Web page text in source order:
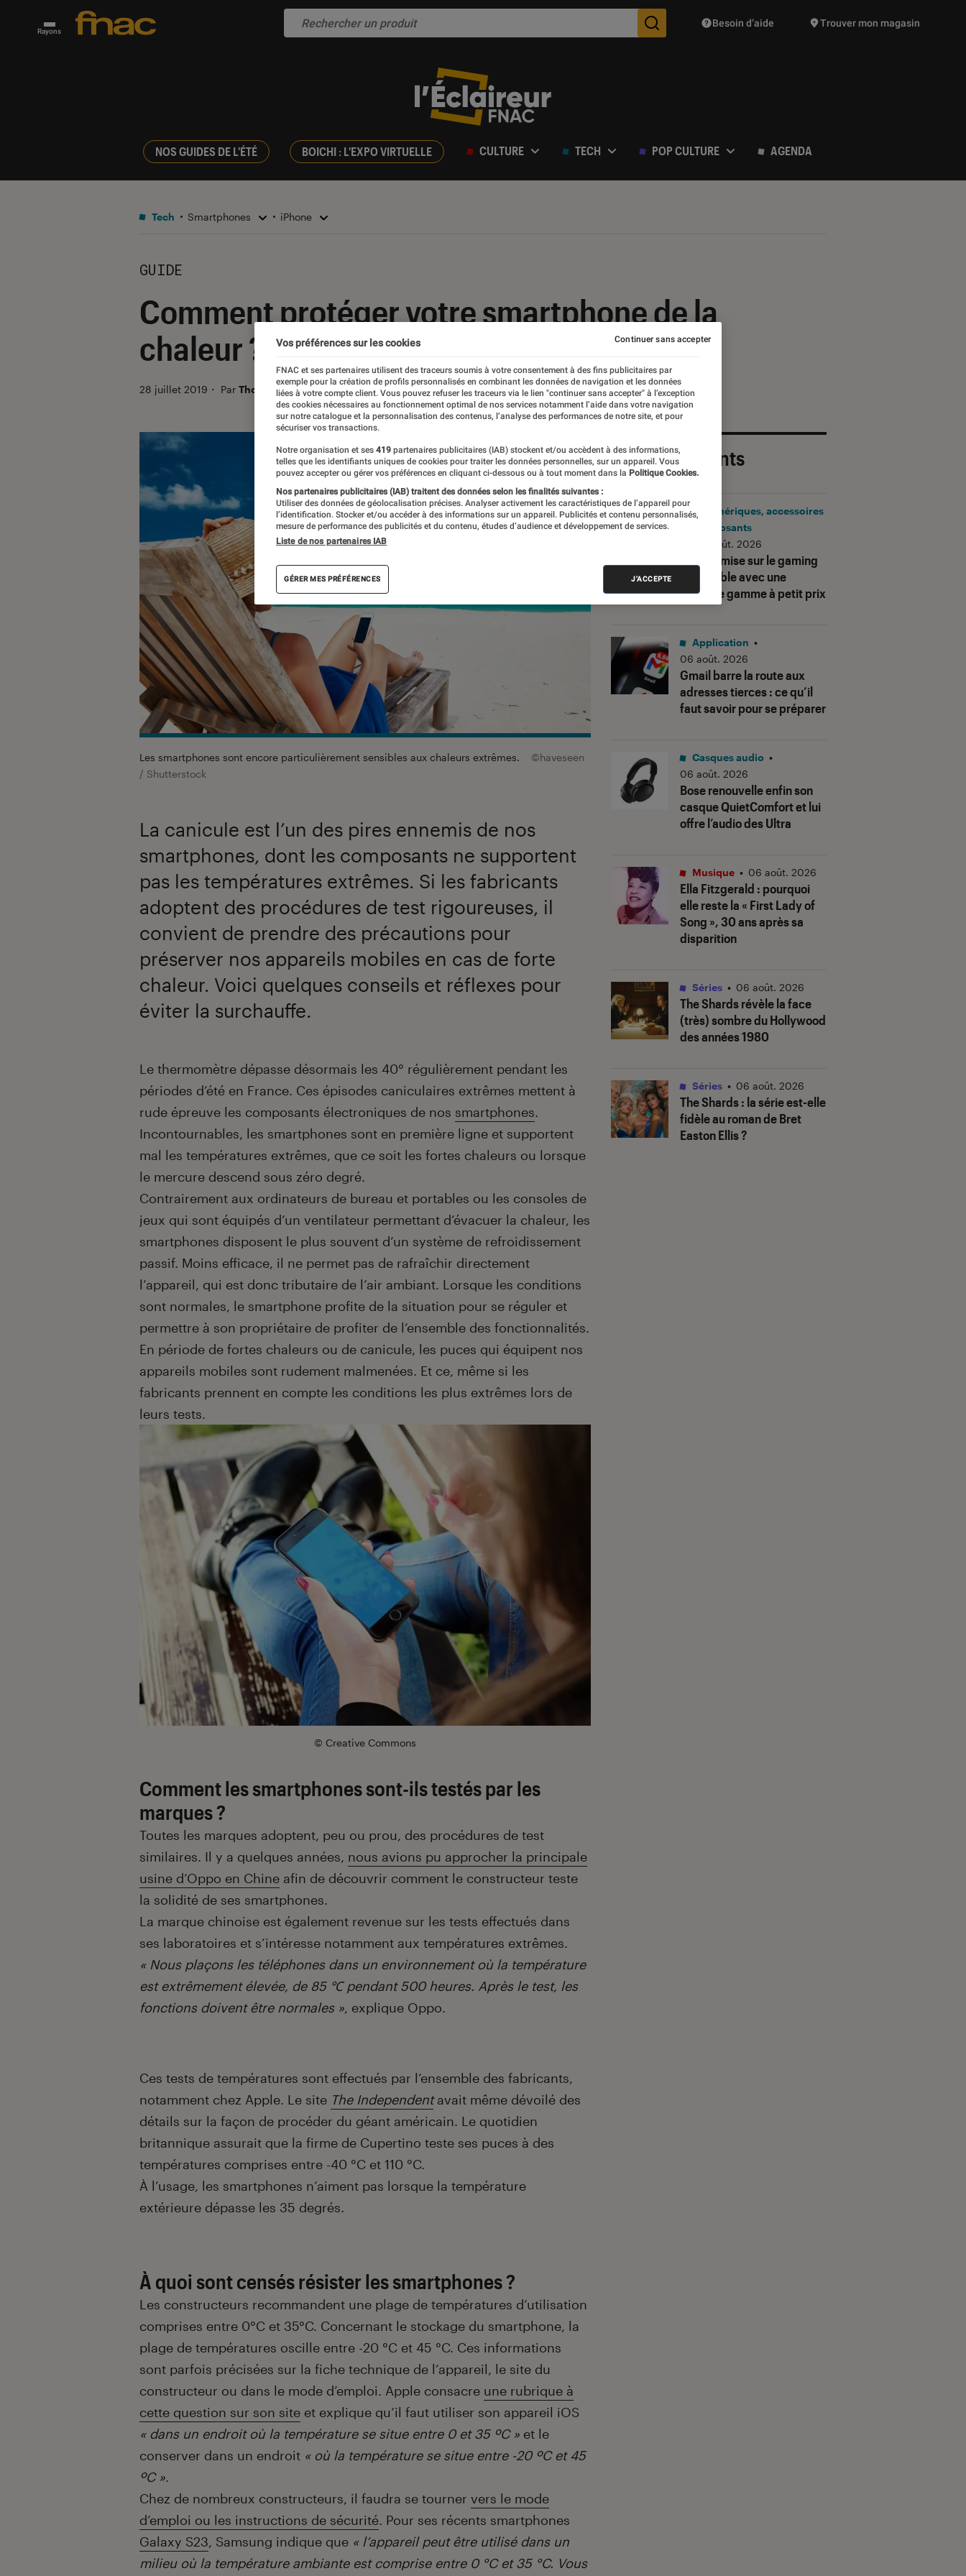
Rayons Des suggestions de produits vont vous être proposées
Besoin d’aide Trouver mon magasin
NOS GUIDES DE L'ÉTÉ BOICHI : L'EXPO VIRTUELLE CULTURE TECH POP CULTURE AGENDA
Tech Smartphones iPhone
GUIDE
Comment protéger votre smartphone de la
chaleur ? Nos conseils pour l’été
28 juillet 2019 ・ Par Thomas Estimbre
Les smartphones sont encore particulièrement sensibles aux chaleurs extrêmes.
©haveseen
/ Shutterstock
La canicule est l’un des pires ennemis de nos
smartphones, dont les composants ne supportent
pas les températures extrêmes. Si les fabricants
adoptent des procédures de test rigoureuses, il
convient de prendre des précautions pour
préserver nos appareils mobiles en cas de forte
chaleur. Voici quelques conseils et réflexes pour
éviter la surchauffe.
Introduction
Le thermomètre dépasse désormais les 40° régulièrement pendant les
périodes d’été en France. Ces épisodes caniculaires extrêmes mettent à
rude épreuve les composants électroniques de nos smartphones.
Incontournables, les smartphones sont en première ligne et supportent
mal les températures extrêmes, que ce soit les fortes chaleurs ou lorsque
le mercure descend sous zéro degré.
Contrairement aux ordinateurs de bureau et portables ou les consoles de
jeux qui sont équipés d’un ventilateur permettant d’évacuer la chaleur, les
smartphones disposent le plus souvent d’un système de refroidissement
passif. Moins efficace, il ne permet pas de rafraîchir directement
l’appareil, qui est donc tributaire de l’air ambiant. Lorsque les conditions
sont normales, le smartphone profite de la situation pour se réguler et
permettre à son propriétaire de profiter de l’ensemble des fonctionnalités.
En période de fortes chaleurs ou de canicule, les puces qui équipent nos
appareils mobiles sont rudement malmenées. Et ce, même si les
fabricants prennent en compte les conditions les plus extrêmes lors de
leurs tests.
© Creative Commons
Comment les smartphones sont-ils testés par les
marques ?
Toutes les marques adoptent, peu ou prou, des procédures de test
similaires. Il y a quelques années, nous avions pu approcher la principale
usine d’Oppo en Chine afin de découvrir comment le constructeur teste
la solidité de ses smartphones.
La marque chinoise est également revenue sur les tests effectués dans
ses laboratoires et s’intéresse notamment aux températures extrêmes.
« Nous plaçons les téléphones dans un environnement où la température
est extrêmement élevée, de 85 ℃ pendant 500 heures. Après le test, les
fonctions doivent être normales », explique Oppo.
Ces tests de températures sont effectués par l’ensemble des fabricants,
notamment chez Apple. Le site The Independentavait même dévoilé des
détails sur la façon de procéder du géant américain. Le quotidien
britannique assurait que la firme de Cupertino teste ses puces à des
températures comprises entre -40 °C et 110 °C.
À l’usage, les smartphones n’aiment pas lorsque la température
extérieure dépasse les 35 degrés.
À quoi sont censés résister les smartphones ?
Les constructeurs recommandent une plage de températures d’utilisation
comprises entre 0°C et 35°C. Concernant le stockage du smartphone, la
plage de températures oscille entre -20 °C et 45 °C. Ces informations
sont parfois précisées sur la fiche technique de l’appareil, le site du
constructeur ou dans le mode d’emploi. Apple consacre une rubrique à
cette question sur son site et explique qu’il faut utiliser son appareil iOS
« dans un endroit où la température se situe entre 0 et 35 ºC » et le
conserver dans un endroit « où la température se situe entre -20 ºC et 45
ºC ».
Chez de nombreux constructeurs, il faudra se tourner vers le mode
d’emploi ou les instructions de sécurité. Pour ses récents smartphones
Galaxy S23, Samsung indique que « l’appareil peut être utilisé dans un
milieu où la température ambiante est comprise entre 0 °C et 35 °C. Vous
Les plus récents
Corsair mise sur le gaming
accessible avec une
nouvelle gamme à petit prix
Périphériques, accessoires
et composants
06 août. 2026
Gmail barre la route aux
adresses tierces : ce qu’il
faut savoir pour se préparer
Application •
06 août. 2026
Bose renouvelle enfin son
casque QuietComfort et lui
offre l’audio des Ultra
Casques audio •
06 août. 2026
Ella Fitzgerald : pourquoi
elle reste la « First Lady of
Song », 30 ans après sa
disparition
Musique • 06 août. 2026
The Shardsrévèle la face
(très) sombre du Hollywood
des années 1980
Séries • 06 août. 2026
The Shards: la série est-elle
fidèle au roman de Bret
Easton Ellis ?
Séries • 06 août. 2026
Vos préférences sur les cookies
FNAC et ses partenaires utilisent des traceurs soumis à votre consentement à des fins publicitaires par
exemple pour la création de profils personnalisés en combinant les données de navigation et les données
liées à votre compte client. Vous pouvez refuser les traceurs via le lien "continuer sans accepter" à l’exception
des cookies nécessaires au fonctionnement optimal de nos services notamment l’aide dans votre navigation
sur notre catalogue et la personnalisation des contenus, l’analyse des performances de notre site, et pour
sécuriser vos transactions.
Notre organisation et ses 419 partenaires publicitaires (IAB) stockent et/ou accèdent à des informations,
telles que les identifiants uniques de cookies pour traiter les données personnelles, sur un appareil. Vous
pouvez accepter ou gérer vos préférences en cliquant ci-dessous ou à tout moment dans la Politique Cookies.
Nos partenaires publicitaires (IAB) traitent des données selon les finalités suivantes :
Utiliser des données de géolocalisation précises. Analyser activement les caractéristiques de l’appareil pour
l’identification. Stocker et/ou accéder à des informations sur un appareil. Publicités et contenu personnalisés,
mesure de performance des publicités et du contenu, études d’audience et développement de services.
Liste de nos partenaires IAB
GÉRER MES PRÉFÉRENCES J'ACCEPTE
Continuer sans accepter